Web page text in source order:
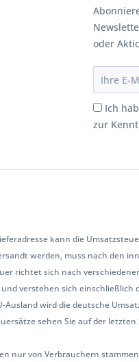
oder
Ich
zur
kann die
werden, muss nach den
richtet sich nach
verstehen sich
wird die deutsche
sehen Sie auf der letzten
nur von Verbrauchern